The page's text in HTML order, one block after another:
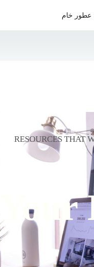
عطور خام
RESOURCES THAT